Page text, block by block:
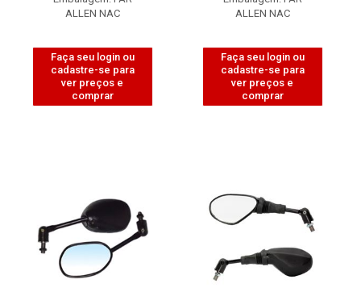
ALLEN NAC
Faça seu login ou
cadastre-se para
ver preços e
comprar
ALLEN NAC
Faça seu login ou
cadastre-se para
ver preços e
comprar